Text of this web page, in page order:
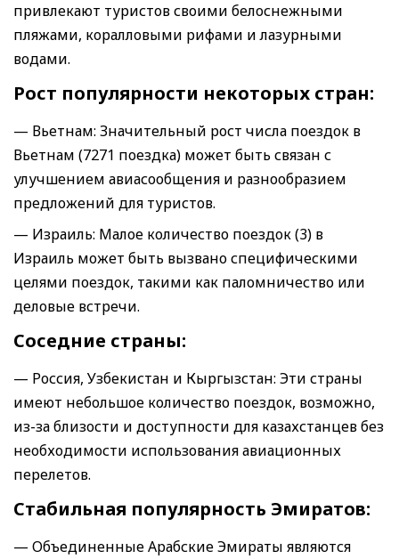
привлекают туристов своими белоснежными
пляжами, коралловыми рифами и лазурными
водами.
Рост популярности некоторых стран:
— Вьетнам: Значительный рост числа поездок в
Вьетнам (7271 поездка) может быть связан с
улучшением авиасообщения и разнообразием
предложений для туристов.
— Израиль: Малое количество поездок (3) в
Израиль может быть вызвано специфическими
целями поездок, такими как паломничество или
деловые встречи.
Соседние страны:
— Россия, Узбекистан и Кыргызстан: Эти страны
имеют небольшое количество поездок, возможно,
из-за близости и доступности для казахстанцев без
необходимости использования авиационных
перелетов.
Стабильная популярность Эмиратов:
— Объединенные Арабские Эмираты являются